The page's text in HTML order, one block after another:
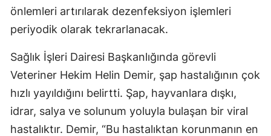
önlemleri artırılarak dezenfeksiyon işlemleri
periyodik olarak tekrarlanacak.
Sağlık İşleri Dairesi Başkanlığında görevli
Veteriner Hekim Helin Demir, şap hastalığının çok
hızlı yayıldığını belirtti. Şap, hayvanlara dışkı,
idrar, salya ve solunum yoluyla bulaşan bir viral
hastalıktır. Demir, “Bu hastalıktan korunmanın en